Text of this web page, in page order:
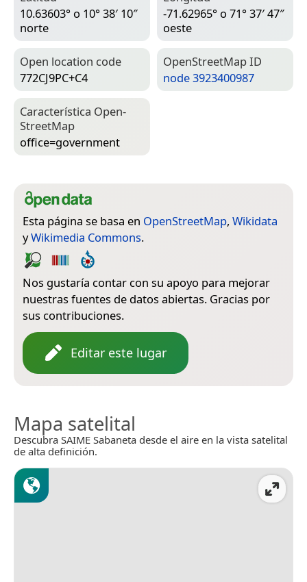
10.63603° o 10° 38′ 10″
norte
-71.62965° o 71° 37′ 47″
oeste
Open location code
772CJ9PC+C4
Open­Street­Map ID
node 3923400987
Característica Open­
Street­Map
office=­government
Esta página se basa en OpenStreetMap, Wikidata
yWikimedia Commons.
Nos gustaría contar con su apoyo para mejorar
nuestras fuentes de datos abiertas. Gracias por
sus contribuciones.
Editar este lugar
Mapa satelital
Descubra SAIME Sabaneta desde el aire en la vista satelital
de alta definición.